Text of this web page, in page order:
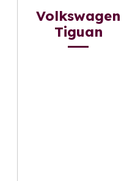
Volkswagen
Tiguan